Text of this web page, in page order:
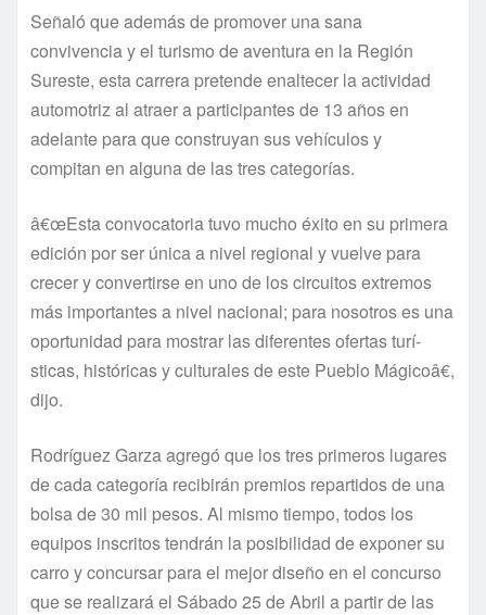
Señaló que además de promover una sana
convivencia y el turismo de aventura en la Región
Sureste, esta carrera pretende enaltecer la actividad
automotriz al atraer a participantes de 13 años en
adelante para que construyan sus vehí­culos y
compitan en alguna de las tres categorí­as.
â€œEsta convocatoria tuvo mucho éxito en su primera
edición por ser única a nivel regional y vuelve para
crecer y convertirse en uno de los circuitos extremos
más importantes a nivel nacional; para nosotros es una
oportunidad para mostrar las diferentes ofertas turí­
sticas, históricas y culturales de este Pueblo Mágicoâ€,
dijo.
Rodrí­guez Garza agregó que los tres primeros lugares
de cada categorí­a recibirán premios repartidos de una
bolsa de 30 mil pesos. Al mismo tiempo, todos los
equipos inscritos tendrán la posibilidad de exponer su
carro y concursar para el mejor diseño en el concurso
que se realizará el Sábado 25 de Abril a partir de las